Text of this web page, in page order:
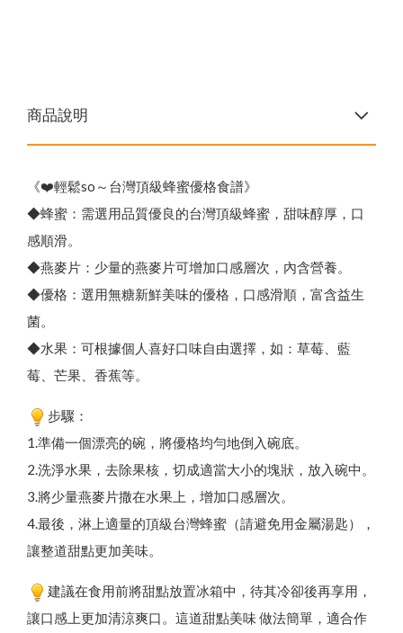
商品說明
《❤️輕鬆so～台灣頂級蜂蜜優格食譜》
◆蜂蜜：需選用品質優良的台灣頂級蜂蜜，甜味醇厚，口
感順滑。
◆燕麥片：少量的燕麥片可增加口感層次，內含營養。
◆優格：選用無糖新鮮美味的優格，口感滑順，富含益生
菌。
◆水果：可根據個人喜好口味自由選擇，如：草莓、藍
莓、芒果、香蕉等。
步驟：
1.準備一個漂亮的碗，將優格均勻地倒入碗底。
2.洗淨水果，去除果核，切成適當大小的塊狀，放入碗中。
3.將少量燕麥片撒在水果上，增加口感層次。
4.最後，淋上適量的頂級台灣蜂蜜（請避免用金屬湯匙），
讓整道甜點更加美味。
建議在食用前將甜點放置冰箱中，待其冷卻後再享用，
讓口感上更加清涼爽口。這道甜點美味 做法簡單，適合作